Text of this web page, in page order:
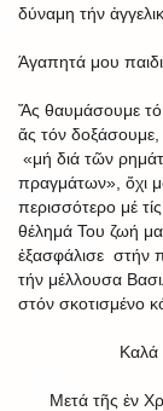
δύναμη τήν
Άγαπητά μου
Ἄς θαυμάσουμε τό
ἄς τόν δοξάσουμε,
«μή διά τῶν
πραγμάτων», ὄχι
περισσότερο μέ
θέλημά Του ζωή
ἐξασφάλισε στήν
τήν μέλλουσα
στόν σκοτισμένο
Καλά
Μετά τῆς ἐν